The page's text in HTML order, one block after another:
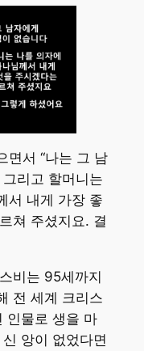
면서 “나는 그 남
리고 할머니는
서 내게 가장 좋
쳐 주셨지요. 결
비는 95세까지
전 세계 크리스
인물로 생을 마
앙이 없었다면